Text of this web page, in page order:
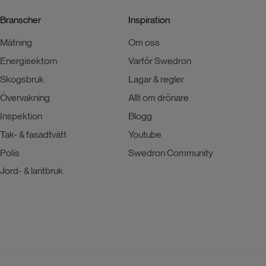
Branscher
Mätning
Energisektorn
Skogsbruk
Övervakning
Inspektion
Tak- & fasadtvätt
Polis
Jord- & lantbruk
Inspiration
Om oss
Varför Swedron
Lagar & regler
Allt om drönare
Blogg
Youtube
Swedron Community